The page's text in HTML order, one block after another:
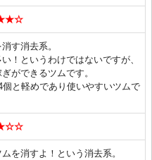
す消去系。
！というわけではないですが、
ができるツムです。
個と軽めであり使いやすいツムで
を消すよ！という消去系。